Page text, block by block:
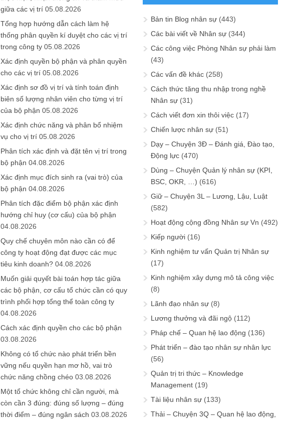
giữa các vị trí 05.08.2026
Tổng hợp hướng dẫn cách làm hệ
thống phân quyền kí duyệt cho các vị trí
trong công ty 05.08.2026
Xác định quyền bộ phận và phân quyền
cho các vị trí 05.08.2026
Xác định sơ đồ vị trí và tính toán định
biên số lượng nhân viên cho từng vị trí
của bộ phận 05.08.2026
Xác định chức năng và phân bổ nhiệm
vụ cho vị trí 05.08.2026
Phân tích xác định và đặt tên vị trí trong
bộ phận 04.08.2026
Xác định mục đích sinh ra (vai trò) của
bộ phận 04.08.2026
Phân tích đặc điểm bộ phận xác định
hướng chỉ huy (cơ cấu) của bộ phận
04.08.2026
Quy chế chuyên môn nào cần có để
công ty hoạt động đạt được các mục
tiêu kinh doanh? 04.08.2026
Muốn giải quyết bài toán hợp tác giữa
các bộ phận, cơ cấu tổ chức cần có quy
trình phối hợp tổng thể toàn công ty
04.08.2026
Cách xác định quyền cho các bộ phận
03.08.2026
Không có tổ chức nào phát triển bền
vững nếu quyền hạn mơ hồ, vai trò
chức năng chồng chéo 03.08.2026
Một tổ chức không chỉ cần người, mà
còn cần 3 đúng: đúng số lượng – đúng
thời điểm – đúng ngân sách 03.08.2026
Bản tin Blog nhân sự (443)
Các bài viết về Nhân sự (344)
Các công việc Phòng Nhân sự phải làm
(43)
Các vấn đề khác (258)
Cách thức tăng thu nhập trong nghề
Nhân sự (31)
Cách viết đơn xin thôi việc (17)
Chiến lược nhân sự (51)
Dạy – Chuyện 3Đ – Đánh giá, Đào tạo,
Động lực (470)
Dùng – Chuyện Quản lý nhân sự (KPI,
BSC, OKR, …) (616)
Giữ – Chuyện 3L – Lương, Lậu, Luật
(582)
Hoạt động cộng đồng Nhân sự Vn (492)
Kiếp người (16)
Kinh nghiệm tư vấn Quản trị Nhân sự
(17)
Kinh nghiệm xây dựng mô tả công việc
(8)
Lãnh đạo nhân sự (8)
Lương thưởng và đãi ngộ (112)
Pháp chế – Quan hệ lao động (136)
Phát triển – đào tạo nhân sự nhân lực
(56)
Quản trị tri thức – Knowledge
Management (19)
Tài liệu nhân sự (133)
Thải – Chuyện 3Q – Quan hệ lao động,